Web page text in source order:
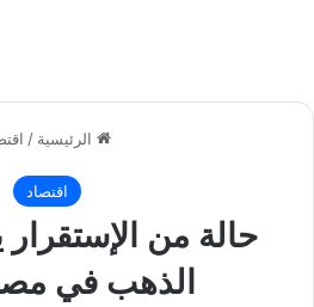
الرئيسية /
اقتصاد
حالة من
الذهب في